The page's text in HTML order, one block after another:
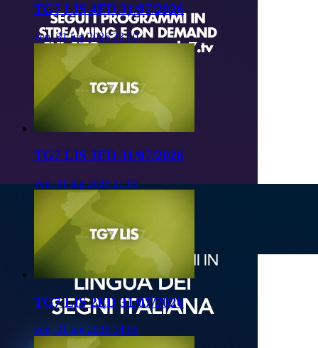
TG7 LIS 4ED 31/07/2026
ven, 31 lug 2026 23:50
TG7 LIS 3ED 31/07/2026
ven, 31 lug 2026 21:00
TG7 LIS 2ED 31/07/2026
ven, 31 lug 2026 14:05